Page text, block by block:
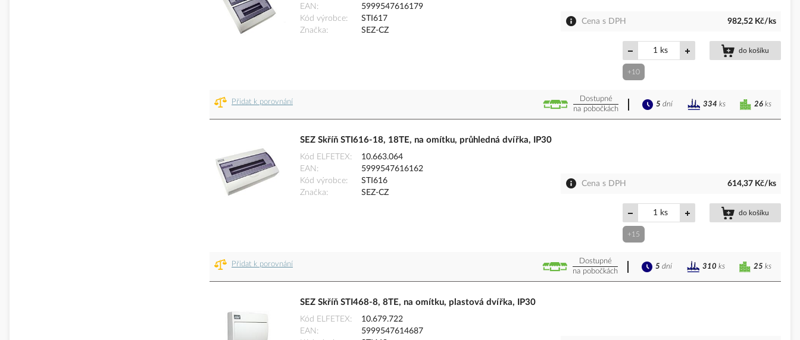
EAN
5999547616179
Kód výrobce
STI617
Značka
SEZ-CZ
Cena s DPH 982,52 Kč/ks
ks do košíku
+10
Přidat k porovnání
Dostupné
na pobočkách
26 ks
5 dní 334 ks
SEZ Skříň STI616-18, 18TE, na omítku, průhledná dvířka, IP30
Kód ELFETEX
10.663.064
EAN
5999547616162
Kód výrobce
STI616
Značka
SEZ-CZ
Cena s DPH 614,37 Kč/ks
ks do košíku
+15
Přidat k porovnání
Dostupné
na pobočkách
25 ks
5 dní 310 ks
SEZ Skříň STI468-8, 8TE, na omítku, plastová dvířka, IP30
Kód ELFETEX
10.679.722
EAN
5999547614687